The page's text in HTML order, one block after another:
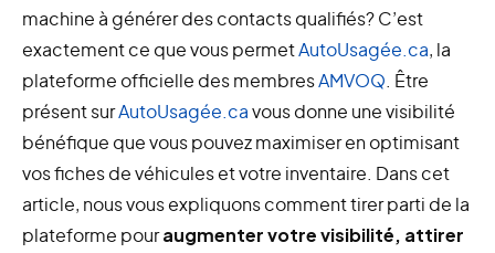
machine à générer des contacts qualifiés? C’est
exactement ce que vous permetAutoUsagée.ca, la
plateforme officielle des membresAMVOQ . Être
présent surAutoUsagée.cavous donne une visibilité
bénéfique que vous pouvez maximiser en optimisant
vos fiches de véhicules et votre inventaire. Dans cet
article, nous vous expliquons comment tirer parti de la
plateforme pouraugmenter votre visibilité, attirer